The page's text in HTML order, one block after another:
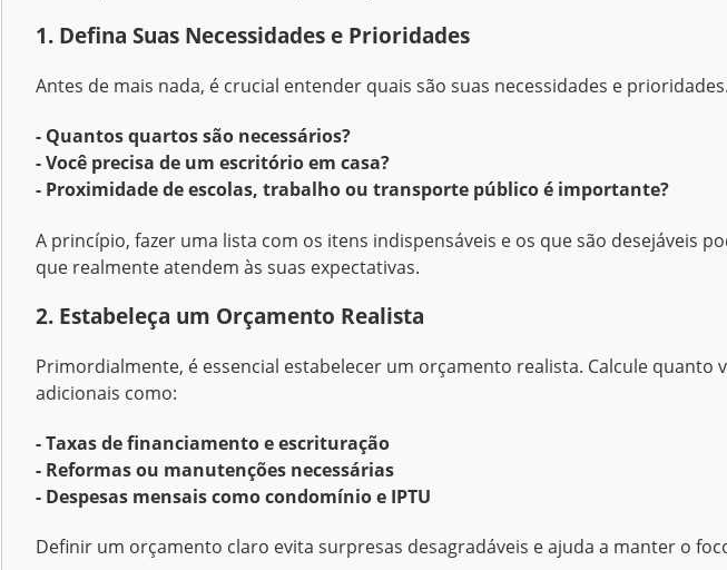
1. Defina Suas Necessidades e Prioridades
Antes de mais nada, é crucial entender quais são suas necessidades e
- Quantos quartos são necessários?
-Você precisa de um escritório em casa?
- Proximidade de escolas, trabalho ou transporte público é importante?
A princípio, fazer uma lista com os itens indispensáveis e os que são desejáveis
que realmente atendem às suas expectativas.
2. Estabeleça um Orçamento Realista
Primordialmente, é essencial estabelecer um orçamento realista. Calcule
adicionais como:
-Taxas de financiamento e escrituração
- Reformas ou manutenções necessárias
- Despesas mensais como condomínio e IPTU
Definir um orçamento claro evita surpresas desagradáveis e ajuda a manter o